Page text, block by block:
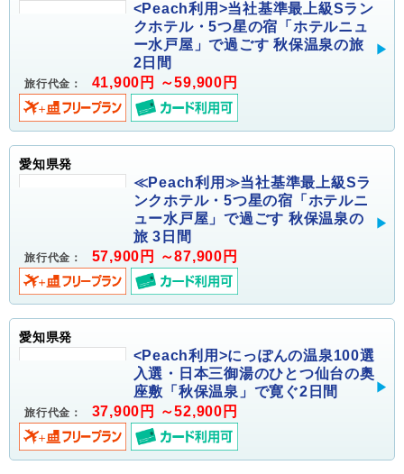
<Peach利用>当社基準最上級Sラン
クホテル・5つ星の宿「ホテルニュ
ー水戸屋」で過ごす 秋保温泉の旅
2日間
旅行代金： 41,900円 ～59,900円
愛知県発
≪Peach利用≫当社基準最上級Sラ
ンクホテル・5つ星の宿「ホテルニ
ュー水戸屋」で過ごす 秋保温泉の
旅 3日間
旅行代金： 57,900円 ～87,900円
愛知県発
<Peach利用>にっぽんの温泉100選
入選・日本三御湯のひとつ仙台の奥
座敷「秋保温泉」で寛ぐ2日間
旅行代金： 37,900円 ～52,900円